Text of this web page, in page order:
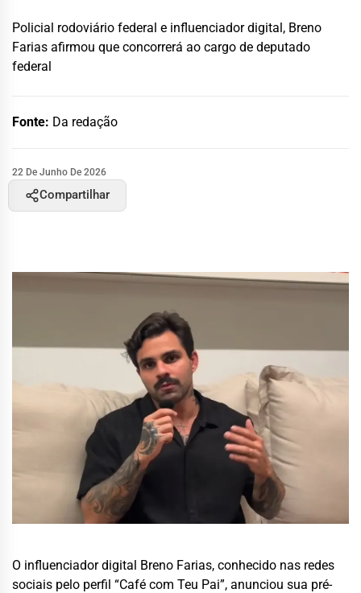
Policial rodoviário federal e influenciador digital, Breno
Farias afirmou que concorrerá ao cargo de deputado
federal
Fonte: Da redação
22 De Junho De 2026
Compartilhar
O influenciador digital Breno Farias, conhecido nas redes
sociais pelo perfil “Café com Teu Pai”, anunciou sua pré-